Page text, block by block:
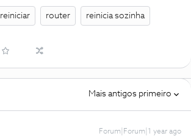
reiniciar router reinicia sozinha
Mais antigos primeiro
Forum|Forum|1 year ago